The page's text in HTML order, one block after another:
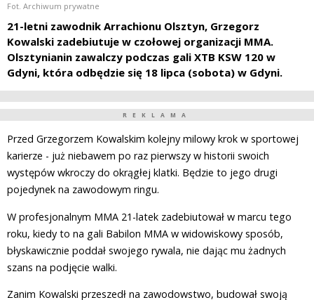
Fot. Archiwum prywatne
21-letni zawodnik Arrachionu Olsztyn, Grzegorz
Kowalski zadebiutuje w czołowej organizacji MMA.
Olsztynianin zawalczy podczas gali XTB KSW 120 w
Gdyni, która odbędzie się 18 lipca (sobota) w Gdyni.
REKLAMA
Przed Grzegorzem Kowalskim kolejny milowy krok w sportowej
karierze - już niebawem po raz pierwszy w historii swoich
występów wkroczy do okrągłej klatki. Będzie to jego drugi
pojedynek na zawodowym ringu.
W profesjonalnym MMA 21-latek zadebiutował w marcu tego
roku, kiedy to na gali Babilon MMA w widowiskowy sposób,
błyskawicznie poddał swojego rywala, nie dając mu żadnych
szans na podjęcie walki.
Zanim Kowalski przeszedł na zawodowstwo, budował swoją